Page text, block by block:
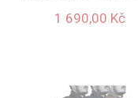
1 690,00 Kč